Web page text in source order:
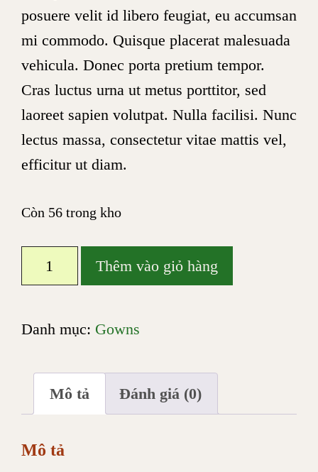
posuere velit id libero feugiat, eu accumsan
mi commodo. Quisque placerat malesuada
vehicula. Donec porta pretium tempor.
Cras luctus urna ut metus porttitor, sed
laoreet sapien volutpat. Nulla facilisi. Nunc
lectus massa, consectetur vitae mattis vel,
efficitur ut diam.
Còn 56 trong kho
gown
lượng
Thêm vào giỏ hàng
Danh mục: Gowns
Mô tả Đánh giá (0)
Mô tả